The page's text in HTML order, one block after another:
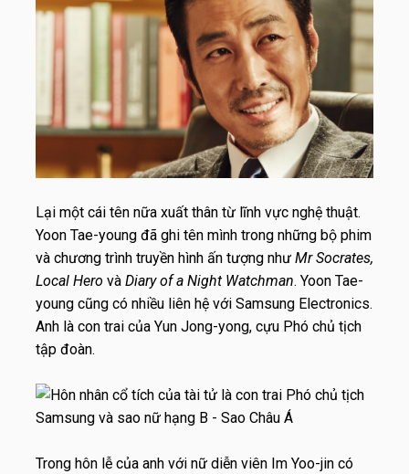
Lại một cái tên nữa xuất thân từ lĩnh vực nghệ thuật.
Yoon Tae-young đã ghi tên mình trong những bộ phim
và chương trình truyền hình ấn tượng như Mr Socrates,
Local Hero và Diary of a Night Watchman. Yoon Tae-
young cũng có nhiều liên hệ với Samsung Electronics.
Anh là con trai của Yun Jong-yong, cựu Phó chủ tịch
tập đoàn.
Trong hôn lễ của anh với nữ diễn viên Im Yoo-jin có